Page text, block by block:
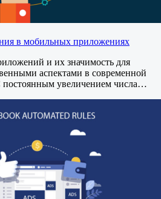
в мобильных приложениях
и их значимость для
аспектами в современной
постоянным увеличением числа…